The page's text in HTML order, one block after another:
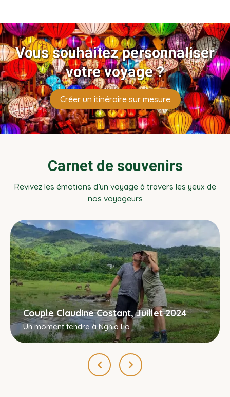
Vous souhaitez personnaliser
votre voyage ?
Créer un itinéraire sur mesure
Carnet de souvenirs
Revivez les émotions d’un voyage à travers les yeux de
nos voyageurs
Couple Claudine Costant, Juillet 2024
Un moment tendre à Nghia Lo